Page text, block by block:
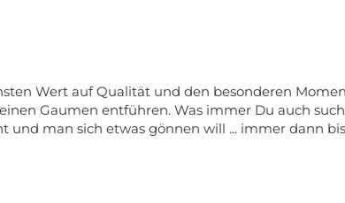
Wert auf Qualität und den besonderen
Gaumen entführen. Was immer Du auch
und man sich etwas gönnen will ... immer dann